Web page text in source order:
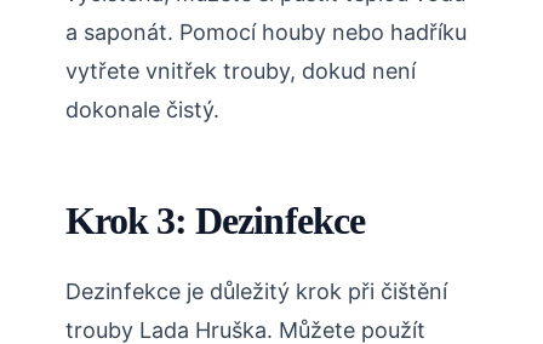
a saponát. Pomocí houby nebo hadříku
vytřete vnitřek trouby, dokud není
dokonale čistý.
Krok 3: Dezinfekce
Dezinfekce je důležitý krok při čištění
trouby Lada Hruška. Můžete použít